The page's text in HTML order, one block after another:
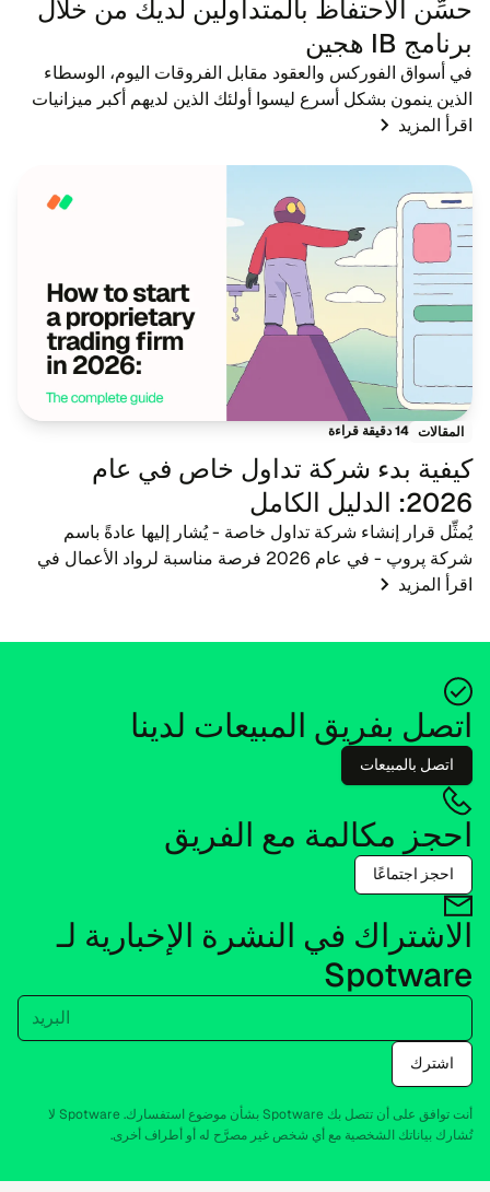
حسِّن الاحتفاظ بالمتداولين لديك من خلال
برنامج IB هجين
في أسواق الفوركس والعقود مقابل الفروقات اليوم، الوسطاء
الذين ينمون بشكل أسرع ليسوا أولئك الذين لديهم أكبر ميزانيات
إعلانية - بل هم أولئك الذين لديهم شبكات وسطاء معرِّفين قوية.
اقرأ المزيد
المقالات 14 دقيقة قراءة
كيفية بدء شركة تداول خاص في عام
2026: الدليل الكامل
يُمثِّل قرار إنشاء شركة تداول خاصة - يُشار إليها عادةً باسم
شركة پروپ - في عام 2026 فرصة مناسبة لرواد الأعمال في
مجال التكنولوجيا المالية والوسطاء ومعلمي التداول. مع تطور
اقرأ المزيد
اتصل بفريق المبيعات لدينا
اتصل بالمبيعات
احجز مكالمة مع الفريق
احجز اجتماعًا
الاشتراك في النشرة الإخبارية لـ
Spotware
البريد
اشترك
أنت توافق على أن تتصل بك Spotware بشأن موضوع استفسارك. Spotware لا
تُشارك بياناتك الشخصية مع أي شخص غير مصرَّح له أو أطراف أخرى.